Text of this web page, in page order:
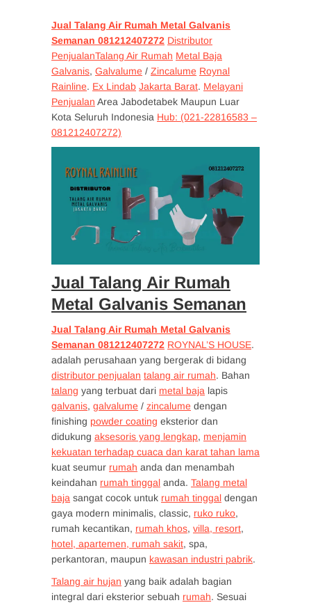
Jual Talang Air Rumah Metal Galvanis
Semanan 081212407272 Distributor
PenjualanTalang Air Rumah Metal Baja
Galvanis, Galvalume / Zincalume Roynal
Rainline. Ex Lindab Jakarta Barat. Melayani
Penjualan Area Jabodetabek Maupun Luar
Kota Seluruh Indonesia Hub: (021-22816583 –
081212407272)
Jual Talang Air Rumah
Metal Galvanis Semanan
Jual Talang Air Rumah Metal Galvanis
Semanan 081212407272 ROYNAL’S HOUSE.
adalah perusahaan yang bergerak di bidang
distributor penjualan talang air rumah. Bahan
talang yang terbuat dari metal baja lapis
galvanis, galvalume / zincalume dengan
finishing powder coating eksterior dan
didukung aksesoris yang lengkap, menjamin
kekuatan terhadap cuaca dan karat tahan lama
kuat seumur rumah anda dan menambah
keindahan rumah tinggal anda. Talang metal
baja sangat cocok untuk rumah tinggal dengan
gaya modern minimalis, classic, ruko ruko,
rumah kecantikan, rumah khos, villa, resort,
hotel, apartemen, rumah sakit, spa,
perkantoran, maupun kawasan industri pabrik.
Talang air hujan yang baik adalah bagian
integral dari eksterior sebuah rumah. Sesuai